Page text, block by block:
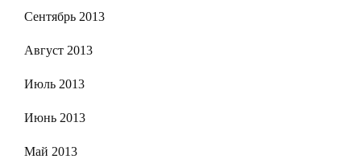
Сентябрь 2013
Август 2013
Июль 2013
Июнь 2013
Май 2013